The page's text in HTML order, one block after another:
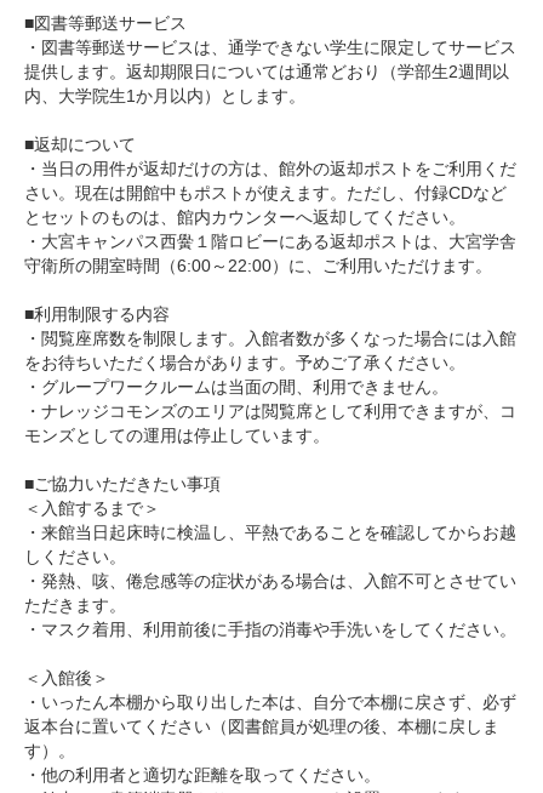
■図書等郵送サービス
・図書等郵送サービスは、通学できない学生に限定してサービス
提供します。返却期限日については通常どおり（学部生2週間以
内、大学院生1か月以内）とします。
■返却について
・当日の用件が返却だけの方は、館外の返却ポストをご利用くだ
さい。現在は開館中もポストが使えます。ただし、付録CDなど
とセットのものは、館内カウンターへ返却してください。
・大宮キャンパス西黌１階ロビーにある返却ポストは、大宮学舎
守衛所の開室時間（6:00～22:00）に、ご利用いただけます。
■利用制限する内容
・閲覧座席数を制限します。入館者数が多くなった場合には入館
をお待ちいただく場合があります。予めご了承ください。
・グループワークルームは当面の間、利用できません。
・ナレッジコモンズのエリアは閲覧席として利用できますが、コ
モンズとしての運用は停止しています。
■ご協力いただきたい事項
＜入館するまで＞
・来館当日起床時に検温し、平熱であることを確認してからお越
しください。
・発熱、咳、倦怠感等の症状がある場合は、入館不可とさせてい
ただきます。
・マスク着用、利用前後に手指の消毒や手洗いをしてください。
＜入館後＞
・いったん本棚から取り出した本は、自分で本棚に戻さず、必ず
返本台に置いてください（図書館員が処理の後、本棚に戻しま
す）。
・他の利用者と適切な距離を取ってください。